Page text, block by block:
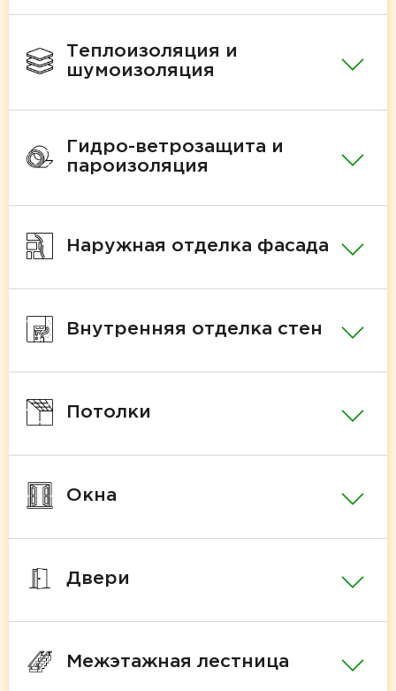
Теплоизоляция и
шумоизоляция
Гидро-ветрозащита и
пароизоляция
Наружная отделка фасада
Внутренняя отделка стен
Потолки
Окна
Двери
Межэтажная лестница